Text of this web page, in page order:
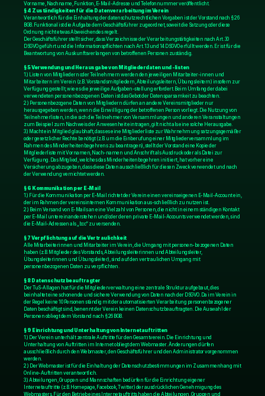
Vorname, Nachname, Funktion, E-Mail-Adresse und Telefonnummer veröffentlicht.
§ 4 Zuständigkeiten für die Datenverarbeitung im Verein
Verantwortlich für die Einhaltung der datenschutzrechtlichen Vorgaben ist der Vorstand nach § 26
BGB. Funktional ist die Aufgabe dem Geschäftsführer zugeordnet, soweit die Satzung oder diese
Ordnung nicht etwas Abweichendes regelt.
Der Geschäftsführer stellt sicher, dass Verzeichnisse der Verarbeitungstätigkeiten nach Art. 30
DSGVO geführt und die Informationspflichten nach Art. 13 und 14 DSGVO erfüllt werden. Er ist für die
Beantwortung von Auskunftsverlangen von betroffenen Personen zuständig.
§ 5 Verwendung und Herausgabe von Mitgliederdaten und -listen
1.) Listen von Mitgliedern oder Teilnehmern werden den jeweiligen Mitarbeiter-innen und
Mitarbeitern im Verein (z.B. Vorstandsmitgliedern, Abteilungsleitern, Übungsleitern) insofern zur
Verfügung gestellt, wie es die jeweilige Aufgaben-stellung erfordert. Beim Umfang der dabei
verwendeten personenbezogenen Daten ist das Gebot der Datensparsamkeit zu beachten.
2.) Personenbezogene Daten von Mitgliedern dürfen an andere Vereinsmitglieder nur
herausgegeben werden, wenn die Einwilligung der betroffenen Person vorliegt. Die Nutzung von
Teilnehmerlisten, in die sich die Teilnehmer von Versammlungen und anderen Veranstaltungen
zum Beispiel zum Nachweis der Anwesenheit eintragen, gilt nicht als eine solche Herausgabe.
3.) Macht ein Mitglied glaubhaft, dass es eine Mitgliederliste zur Wahrnehmung satzungsgemäßer
oder gesetzlicher Rechte benötigt (z.B. um die Einberufung einer Mitgliederversammlung im
Rahmen des Minderheitenbegehrens zu beantragen), stellt der Vorstand eine Kopie der
Mitgliederliste mit Vornamen, Nach-namen und Anschrift als Ausdruck oder als Datei zur
Verfügung. Das Mitglied, welches das Minderheitenbegehren initiiert, hat vorher eine
Versicherung abzugeben, dass diese Daten ausschließlich für diesen Zweck verwendet und nach
der Verwendung vernichtet werden.
§ 6 Kommunikation per E-Mail
1.) Für die Kommunikation per E-Mail richtet der Verein einen vereinseigenen E-Mail-Account ein,
der im Rahmen der vereinsinternen Kommunikation aus-schließlich zu nutzen ist.
2.) Beim Versand von E-Mails an eine Vielzahl von Personen, die nicht in einem ständigen Kontakt
per E-Mail untereinanderstehen und/oder deren private E-Mail-Accounts verwendet werden, sind
die E-Mail-Adressen als „bcc“ zu versenden.
§ 7 Verpflichtung auf die Vertraulichkeit
Alle Mitarbeiterinnen und Mitarbeiter im Verein, die Umgang mit personen-bezogenen Daten
haben (z.B. Mitglieder des Vorstands, Abteilungsleiterinnen und Abteilungsleiter,
Übungsleiterinnen und Übungsleiter), sind auf den vertraulichen Umgang mit
personenbezogenen Daten zu verpflichten.
§ 8 Datenschutzbeauftragter
Der TuS-Allagen hat für die Mitgliederverwaltung eine zentrale Struktur aufgebaut, dies
beinhaltet eine schonende und sichere Verwendung von Daten nach der DSGVO. Da im Verein in
der Regel keine 10 Personen ständig mit der automatisierten Verarbeitung personenbezogener
Daten beschäftigt sind, benennt der Verein keinen Datenschutzbeauftragten. Die Auswahl der
Personen obliegt dem Vorstand nach § 26 BGB.
§ 9 Einrichtung und Unterhaltung von Internetauftritten
1.) Der Verein unterhält zentrale Auftritte für den Gesamtverein. Die Einrichtung und
Unterhaltung von Auftritten im Internet obliegt dem Webmaster. Änderungen dürfen
ausschließlich durch den Webmaster, den Geschäftsführer und den Administrator vorgenommen
werden.
2.) Der Webmaster ist für die Einhaltung der Datenschutzbestimmungen im Zusammenhang mit
Online-Auftritten verantwortlich.
3.) Abteilungen, Gruppen und Mannschaften bedürfen für die Einrichtung eigener
Internetauftritte (z.B. Homepage, Facebook, Twitter) der ausdrücklichen Genehmigung des
Webmasters. Für den Betrieb eines Internetauftritts haben die Abteilungen, Gruppen und